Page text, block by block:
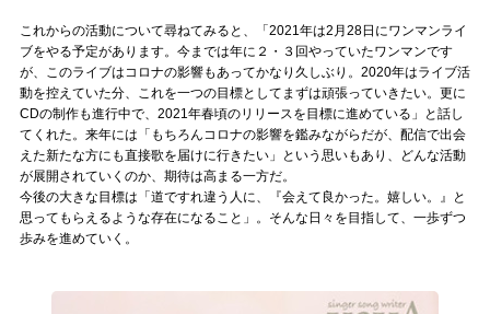
これからの活動について尋ねてみると、「2021年は2月28日にワンマンライ
ブをやる予定があります。今までは年に２・３回やっていたワンマンです
が、このライブはコロナの影響もあってかなり久しぶり。2020年はライブ活
動を控えていた分、これを一つの目標としてまずは頑張っていきたい。更に
CDの制作も進行中で、2021年春頃のリリースを目標に進めている」と話し
てくれた。来年には「もちろんコロナの影響を鑑みながらだが、配信で出会
えた新たな方にも直接歌を届けに行きたい」という思いもあり、どんな活動
が展開されていくのか、期待は高まる一方だ。
今後の大きな目標は「道ですれ違う人に、『会えて良かった。嬉しい。』と
思ってもらえるような存在になること」。そんな日々を目指して、一歩ずつ
歩みを進めていく。